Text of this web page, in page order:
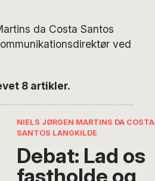
da Costa Santos
ved
8 artikler.
NIELS JØRGEN MARTINS DA COSTA
SANTOS LANGKILDE
Debat: Lad os
fastholde og